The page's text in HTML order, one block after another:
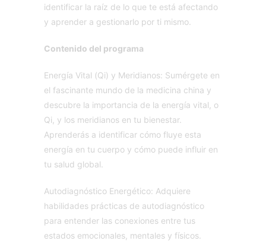
identificar la raíz de lo que te está afectando
y aprender a gestionarlo por ti mismo.
Contenido del programa
Energía Vital (Qi) y Meridianos: Sumérgete en
el fascinante mundo de la medicina china y
descubre la importancia de la energía vital, o
Qi, y los meridianos en tu bienestar.
Aprenderás a identificar cómo fluye esta
energía en tu cuerpo y cómo puede influir en
tu salud global.
Autodiagnóstico Energético: Adquiere
habilidades prácticas de autodiagnóstico
para entender las conexiones entre tus
estados emocionales, mentales y físicos.